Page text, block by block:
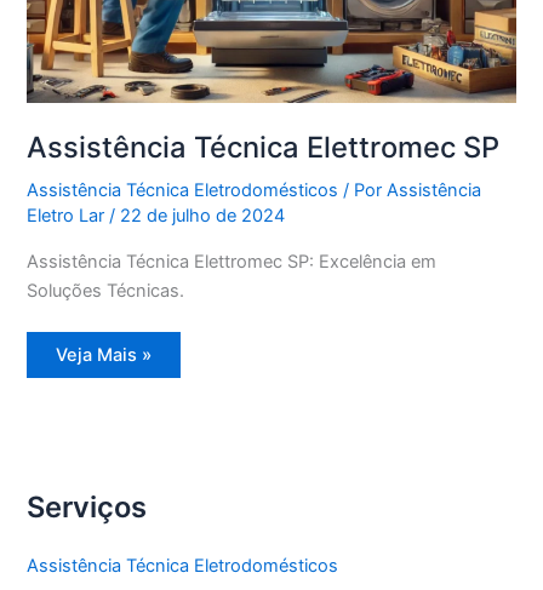
Assistência Técnica Elettromec SP
Assistência Técnica Eletrodomésticos / PorAssistência
Eletro Lar/ 22 de julho de 2024
Assistência Técnica Elettromec SP: Excelência em
Soluções Técnicas.
Assistência
Técnica
Veja Mais »
Serviços
Assistência Técnica Eletrodomésticos